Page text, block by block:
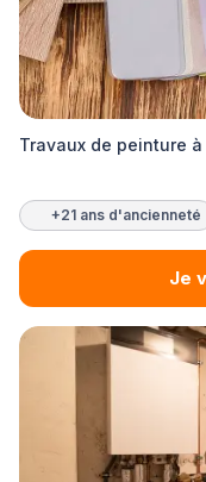
Travaux de peinture
+21 ans d'ancienneté
Je